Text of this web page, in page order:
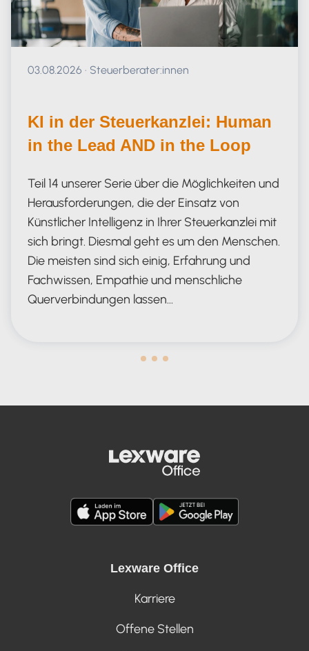
Veröffentlicht am 03.08.2026
03.08.2026 · Steuerberater:innen
KI in der Steuerkanzlei: Human
in the Lead AND in the Loop
Teil 14 unserer Serie über die Möglichkeiten und
Herausforderungen, die der Einsatz von
Künstlicher Intelligenz in Ihrer Steuerkanzlei mit
sich bringt. Diesmal geht es um den Menschen.
Die meisten sind sich einig, Erfahrung und
Fachwissen, Empathie und menschliche
Querverbindungen lassen…
Lexware Office
Karriere
Offene Stellen